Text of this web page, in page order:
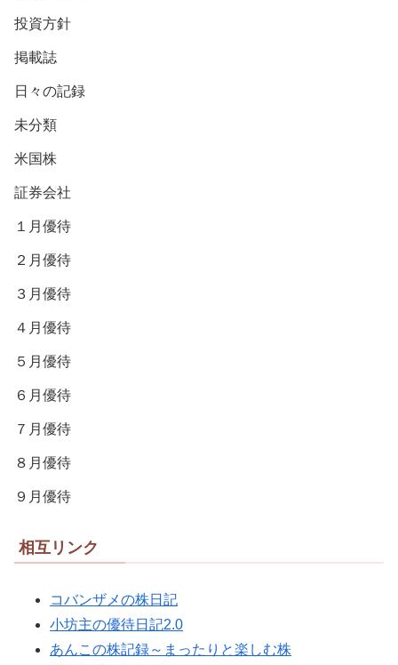
投資方針
掲載誌
日々の記録
未分類
米国株
証券会社
１月優待
２月優待
３月優待
４月優待
５月優待
６月優待
７月優待
８月優待
９月優待
相互リンク
コバンザメの株日記
小坊主の優待日記2.0
あんこの株記録～まったりと楽しむ株